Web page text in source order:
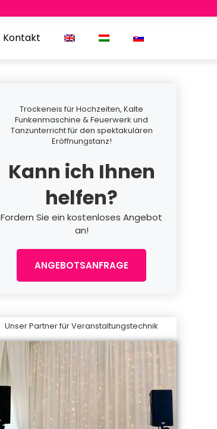
Kontakt
Trockeneis für Hochzeiten, Kalte
Funkenmaschine & Feuerwerk und
Tanzunterricht für den spektakulären
Eröffnungstanz!
Kann ich Ihnen
helfen?
Fordern Sie ein kostenloses Angebot
an!
ANGEBOTSANFRAGE
Unser Partner für Veranstaltungstechnik